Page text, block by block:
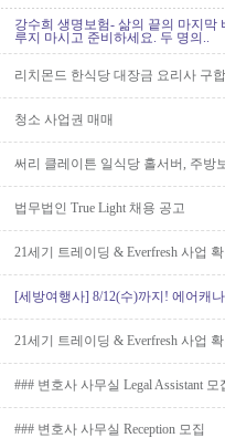
강수희 생명보험- 삶의 끝의 마지막
루지 마시고 준비하세요. 두 명의..
리치몬드 한식당 대장금 요리사 구
청소 사업권 매매
써리 클레이튼 일식당 홀서버, 주방
법무법인 True Light 채용 공고
21세기 트레이딩 & Everfresh 사업
[세방여행사] 8/12(수)까지! 에어캐
21세기 트레이딩 & Everfresh 사업
### 변호사 사무실 Legal Assistant 모
### 변호사 사무실 Reception 모집